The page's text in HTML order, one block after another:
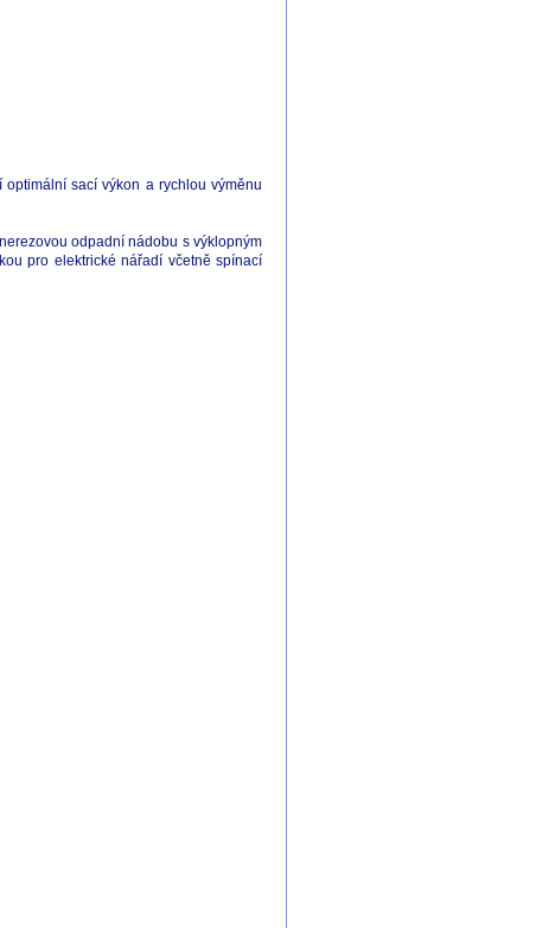
sací výkon a rychlou výměnu
odpadní nádobu s výklopným
pro elektrické nářadí včetně spínací